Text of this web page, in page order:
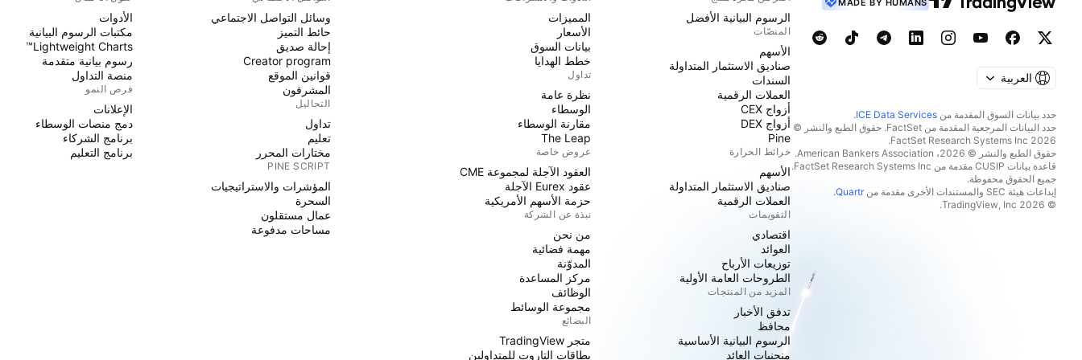
MADE BY HUMANS
العربية
حدد بيانات السوق المقدمة من ICE Data Services
.
حدد البيانات المرجعية المقدمة من FactSet. حقوق الطبع والنشر ©
2026 FactSet Research Systems Inc.
حقوق الطبع والنشر © 2026، American Bankers Association.
قاعدة بيانات CUSIP مقدمة من FactSet Research Systems Inc.
جميع الحقوق محفوظة.
إيداعات هيئة SEC والمستندات الأخرى مقدمة من
Quartr
.
© 2026 TradingView, Inc.
الرسوم البيانية الأفضل
المنصّات
الأسهم
صناديق الاستثمار المتداولة
السندات
العملات الرقمية
أزواج CEX
أزواج DEX
Pine
خرائط الحرارة
الأسهم
صناديق الاستثمار المتداولة
العملات الرقمية
التقويمات
اقتصادي
العوائد
توزيعات الأرباح
الطروحات العامة الأولية
المزيد من المنتجات
تدفق الأخبار
محافظ
الرسوم البيانية الأساسية
منحنيات العائد
المميزات
الأسعار
بيانات السوق
خطط الهدايا
تداول
نظرة عامة
الوسطاء
مقارنة الوسطاء
The Leap
عروض خاصة
العقود الآجلة لمجموعة CME
عقود Eurex الآجلة
حزمة الأسهم الأمريكية
نبذة عن الشركة
من نحن
مهمة فضائية
المدوّنة
مركز المساعدة
الوظائف
مجموعة الوسائط
البضائع
متجر TradingView
بطاقات التاروت للمتداولين
وسائل التواصل الاجتماعي
حائط التميز
إحالة صديق
Creator program
قوانين الموقع
المشرفون
التحاليل
تداول
تعليم
مختارات المحرر
PINE SCRIPT
المؤشرات والاستراتيجيات
السحرة
عمال مستقلون
مساحات مدفوعة
الأدوات
مكتبات الرسوم البيانية
Lightweight Charts™
رسوم بيانية متقدمة
منصة التداول
فرص النمو
الإعلانات
دمج منصات الوسطاء
برنامج الشركاء
برنامج التعليم